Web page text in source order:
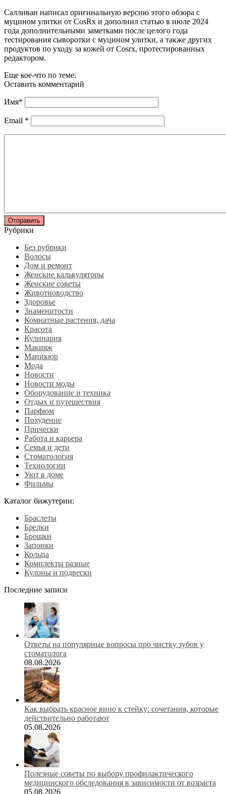
Салливан написал оригинальную версию этого обзора с
муцином улитки от CosRx и дополнил статью в июле 2024
года дополнительными заметками после целого года
тестирования сыворотки с муцином улитки, а также других
продуктов по уходу за кожей от Cosrx, протестированных
редактором.
Еще кое-что по теме:
Оставить комментарий
Имя*
Email *
Рубрики
Без рубрики
Волосы
Дом и ремонт
Женские калькуляторы
Женские советы
Животноводство
Здоровье
Знаменитости
Комнатные растения, дача
Красота
Кулинария
Макияж
Маникюр
Мода
Новости
Новости моды
Оборудование и техника
Отдых и путешествия
Парфюм
Похудение
Прически
Работа и карьера
Семья и дети
Стоматология
Технологии
Уют в доме
Фильмы
Каталог бижутерии:
Браслеты
Брелки
Брошки
Запонки
Кольца
Комплекты разные
Кулоны и подвески
Последние записи
Ответы на популярные вопросы про чистку зубов у
стоматолога
08.08.2026
Как выбрать красное вино к стейку: сочетания, которые
действительно работают
05.08.2026
Полезные советы по выбору профилактического
медицинского обследования в зависимости от возраста
05.08.2026